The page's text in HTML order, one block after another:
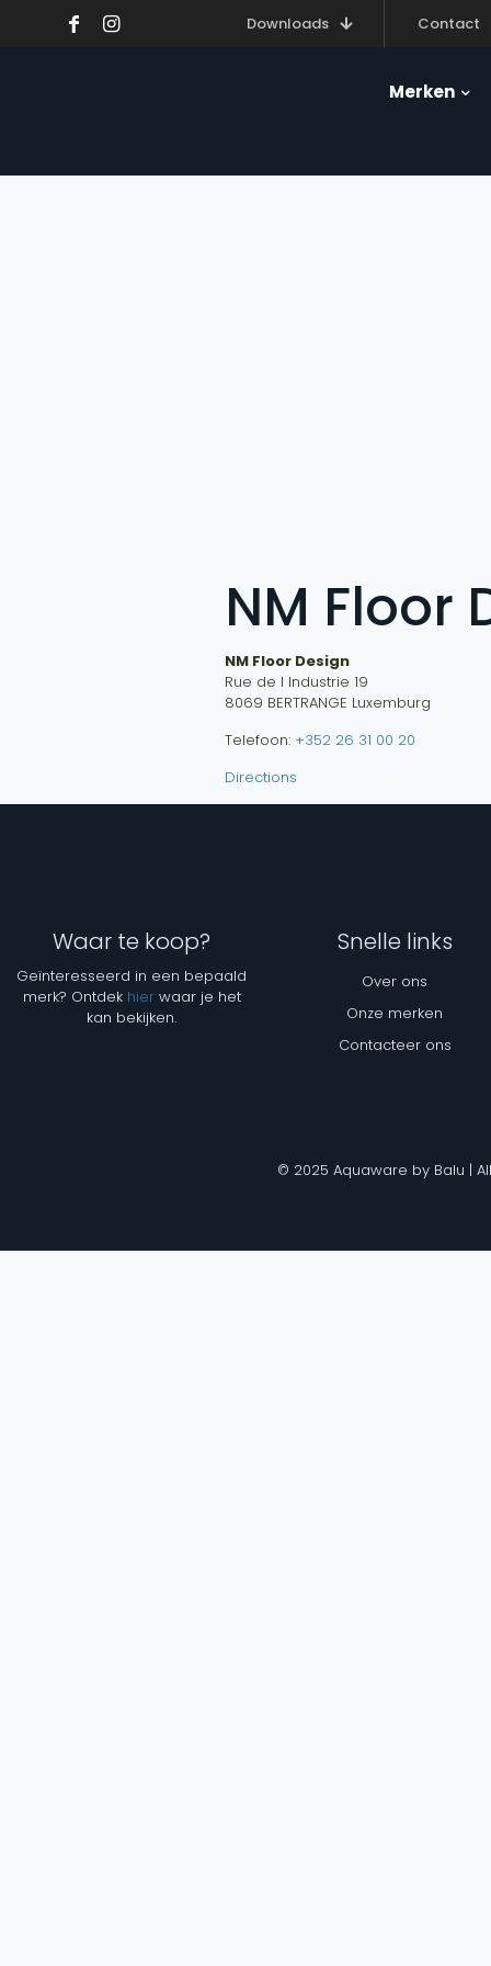
Downloads Contact
Merken
NM Floor
NM Floor Design
Rue de l Industrie 19
8069 BERTRANGE Luxemburg
Telefoon: +352 26 31 00 20
Directions
Waar te koop?
Geïnteresseerd in een bepaald
merk? Ontdek hierwaar je het
kan bekijken.
Snelle links
Over ons
Onze merken
Contacteer ons
© 2025 Aquaware by Balu |